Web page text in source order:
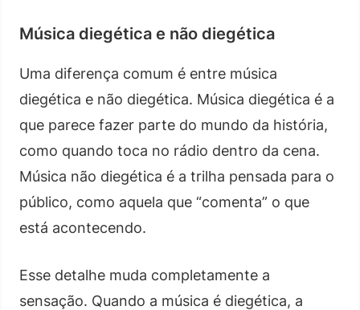
Música diegética e não diegética
Uma diferença comum é entre música
diegética e não diegética. Música diegética é a
que parece fazer parte do mundo da história,
como quando toca no rádio dentro da cena.
Música não diegética é a trilha pensada para o
público, como aquela que “comenta” o que
está acontecendo.
Esse detalhe muda completamente a
sensação. Quando a música é diegética, a